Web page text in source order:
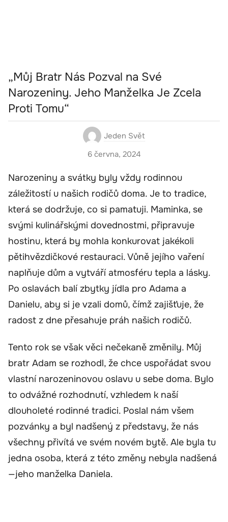
„Můj Bratr Nás Pozval na Své
Narozeniny. Jeho Manželka Je Zcela
Proti Tomu“
Jeden Svět
6 června, 2024
Narozeniny a svátky byly vždy rodinnou
záležitostí u našich rodičů doma. Je to tradice,
která se dodržuje, co si pamatuji. Maminka, se
svými kulinářskými dovednostmi, připravuje
hostinu, která by mohla konkurovat jakékoli
pětihvězdičkové restauraci. Vůně jejího vaření
naplňuje dům a vytváří atmosféru tepla a lásky.
Po oslavách balí zbytky jídla pro Adama a
Danielu, aby si je vzali domů, čímž zajišťuje, že
radost z dne přesahuje práh našich rodičů.
Tento rok se však věci nečekaně změnily. Můj
bratr Adam se rozhodl, že chce uspořádat svou
vlastní narozeninovou oslavu u sebe doma. Bylo
to odvážné rozhodnutí, vzhledem k naší
dlouholeté rodinné tradici. Poslal nám všem
pozvánky a byl nadšený z představy, že nás
všechny přivítá ve svém novém bytě. Ale byla tu
jedna osoba, která z této změny nebyla nadšená
—jeho manželka Daniela.